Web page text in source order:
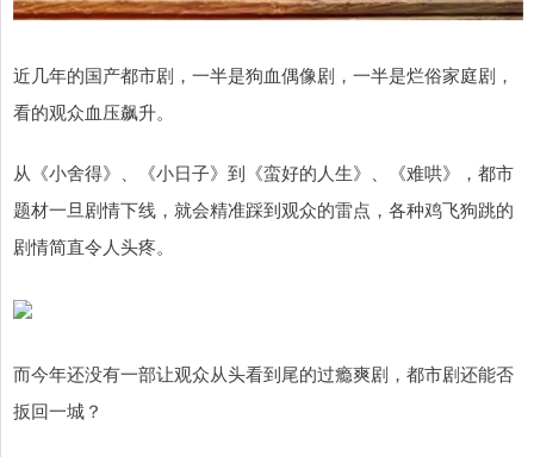
近几年的国产都市剧，一半是狗血偶像剧，一半是烂俗家庭剧，
看的观众血压飙升。
从《小舍得》、《小日子》到《蛮好的人生》、《难哄》，都市
题材一旦剧情下线，就会精准踩到观众的雷点，各种鸡飞狗跳的
剧情简直令人头疼。
而今年还没有一部让观众从头看到尾的过瘾爽剧，都市剧还能否
扳回一城？